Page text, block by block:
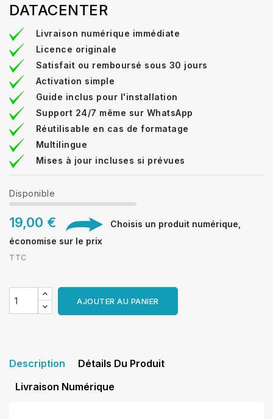
DATACENTER
Livraison numérique immédiate
Licence originale
Satisfait ou remboursé sous 30 jours
Activation simple
Guide inclus pour l'installation
Support 24/7 même sur WhatsApp
Réutilisable en cas de formatage
Multilingue
Mises à jour incluses si prévues
Disponible
19,00 €
Choisis un produit numérique,
économise sur le prix
TTC
AJOUTER AU PANIER
Description
Détails Du Produit
Livraison Numérique